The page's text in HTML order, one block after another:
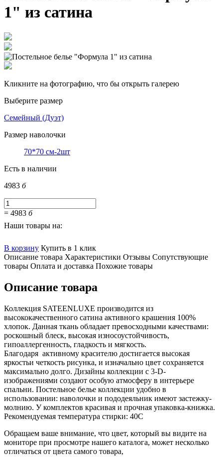
1" из сатина
Кликните на фотографию, что бы открыть галерею
Выберите размер
Семейный (Дуэт)
Размер наволочки
70*70 см-2шт
Есть в наличии
4983 б
= 4983 б
Наши товары на:
В корзину Купить в 1 клик
Описание товара Характеристики Отзывы Сопутствующие
товары Оплата и доставка Похожие товары
Описание товара
Коллекция SATEENLUXE производится из
высококачественного сатина активного крашения 100%
хлопок. Данная ткань обладает превосходными качествами:
роскошный блеск, высокая износоустойчивость,
гипоаллергенность, гладкость и мягкость.
Благодаря активному красителю достигается высокая
яркостьи четкость рисунка, и изначально цвет сохраняется
максимально долго. Дизайны коллекции с 3-D-
изображениями создают особую атмосферу в интерьере
спальни. Постельное белье коллекции удобно в
использовании: наволочки и пододеяльник имеют застежку-
молнию. У комплектов красивая и прочная упаковка-книжка.
Рекомендуемая температура стирки: 40С
Обращаем ваше внимание, что цвет, который вы видите на
мониторе при просмотре нашего каталога, может несколько
отличаться от цвета самого товара,